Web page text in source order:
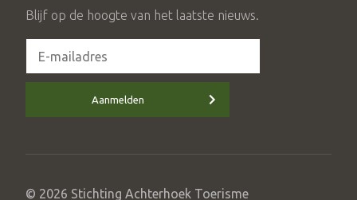
Blijf op de hoogte van het laatste nieuws.
Aanmelden
© 2026 Stichting Achterhoek Toerisme